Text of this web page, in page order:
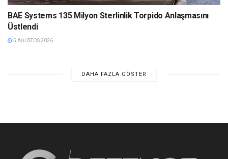
BAE Systems 135 Milyon Sterlinlik Torpido Anlaşmasını
Üstlendi
5 AĞUSTOS 2026
DAHA FAZLA GÖSTER